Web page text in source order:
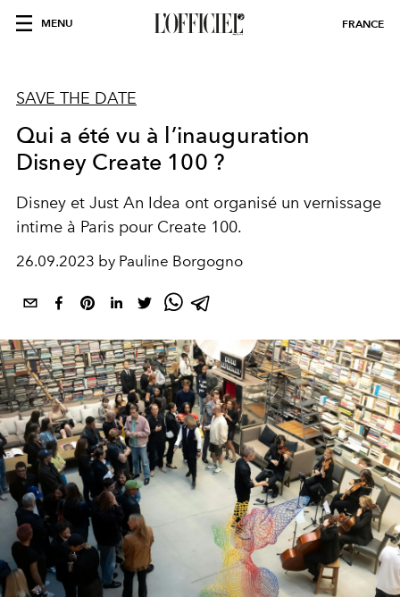
MENU FRANCE
SAVE THE DATE
Qui a été vu à l’inauguration
Disney Create 100 ?
Disney et Just An Idea ont organisé un vernissage
intime à Paris pour Create 100.
26.09.2023 by Pauline Borgogno